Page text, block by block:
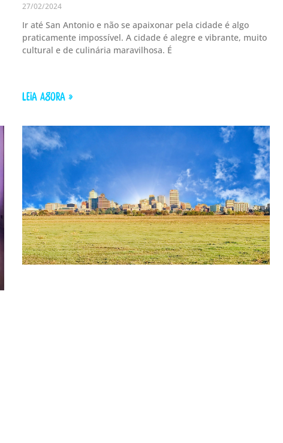
27/02/2024
Ir até San Antonio e não se apaixonar pela cidade é algo
praticamente impossível. A cidade é alegre e vibrante, muito
cultural e de culinária maravilhosa. É
LEIA AGORA »